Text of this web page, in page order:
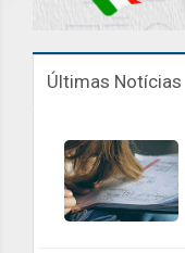
Últimas Notícias